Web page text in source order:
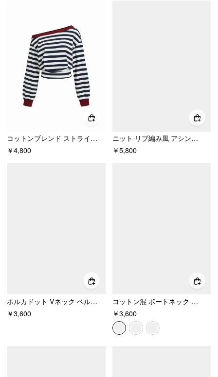
コットンブレンド ストライプ 非対称ネック ライン入り 切替 バインディング スウェットシャツ
￥4,800
ニット リブ編み風 アシンメトリー ネック バットウィングスリーブ トップス
￥5,800
ポルカドット Vネック ベルスリーブ レーストリム トップス
￥3,600
コットン混 ボートネック ドレープ ショートスリーブ Tシャツ
￥3,600